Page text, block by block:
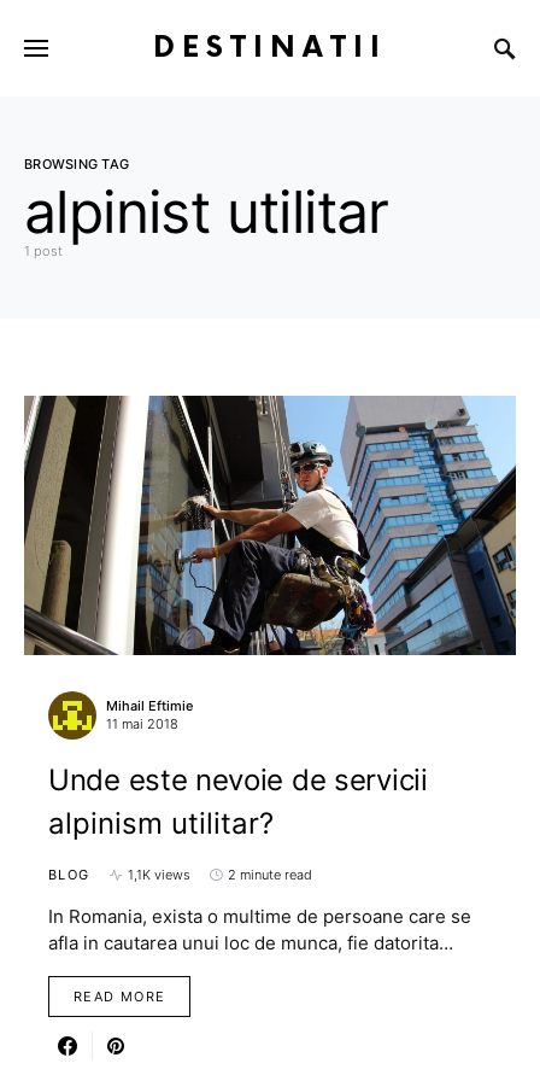
DESTINATII
BROWSING TAG
alpinist utilitar
1 post
Mihail Eftimie
11 mai 2018
Unde este nevoie de servicii
alpinism utilitar?
BLOG 1,1K views 2 minute read
In Romania, exista o multime de persoane care se
afla in cautarea unui loc de munca, fie datorita…
READ MORE